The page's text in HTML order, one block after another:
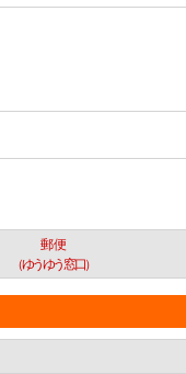
郵便
（ゆうゆう窓口）